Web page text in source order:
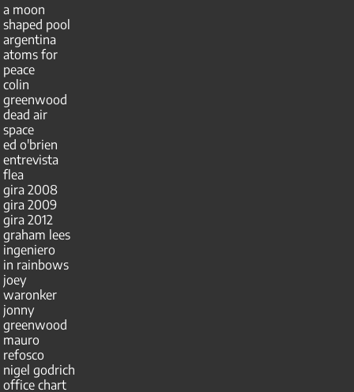
a moon
shaped pool
argentina
atoms for
peace
colin
greenwood
dead air
space
ed o'brien
entrevista
flea
gira 2008
gira 2009
gira 2012
graham lees
ingeniero
in rainbows
joey
waronker
jonny
greenwood
mauro
refosco
nigel godrich
office chart